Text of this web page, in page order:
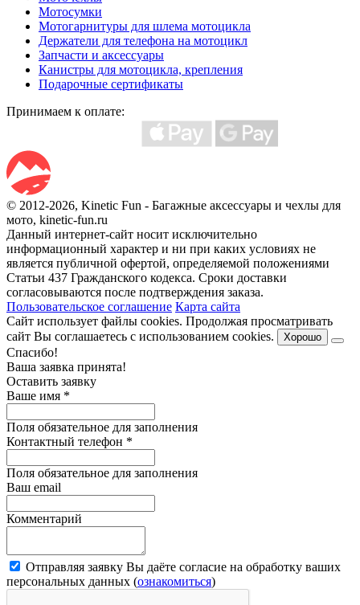
Мотосумки
Мотогарнитуры для шлема мотоцикла
Держатели для телефона на мотоцикл
Запчасти и аксессуары
Канистры для мотоцикла, крепления
Подарочные сертификаты
Принимаем к оплате:
© 2012-2026, Kinetic Fun - Багажные аксессуары и чехлы для
мото, kinetic-fun.ru
Данный интернет-сайт носит исключительно
информационный характер и ни при каких условиях не
является публичной офертой, определяемой положениями
Статьи 437 Гражданского кодекса. Сроки доставки
согласовываются после подтверждения заказа.
Пользовательское соглашение Карта сайта
Сайт использует файлы cookies. Продолжая просматривать
сайт Вы соглашаетесь с использованием cookies.
Хорошо
Спасибо!
Ваша заявка принята!
Оставить заявку
Ваше имя *
Поля обязательное для заполнения
Контактный телефон *
Поля обязательное для заполнения
Ваш email
Комментарий
Отправляя заявку Вы даёте согласие на обработку ваших
персональных данных (ознакомиться)